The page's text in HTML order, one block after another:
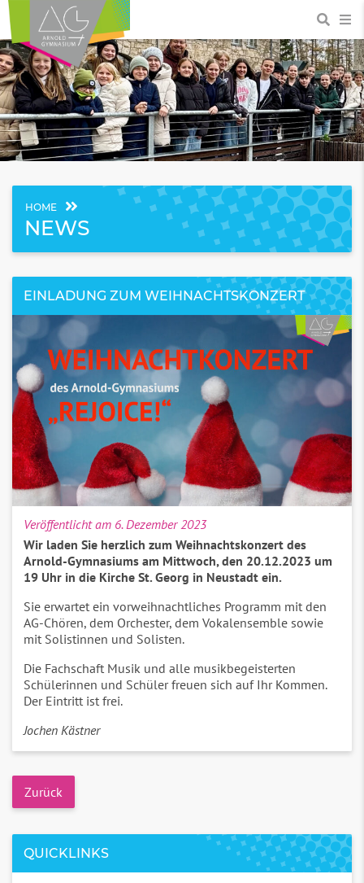
HOME
NEWS
EINLADUNG ZUM WEIHNACHTSKONZERT
Veröffentlicht am 6. Dezember 2023
Wir laden Sie herzlich zum Weihnachtskonzert des
Arnold-Gymnasiums am Mittwoch, den 20.12.2023 um
19 Uhr in die Kirche St. Georg in Neustadt ein.
Sie erwartet ein vorweihnachtliches Programm mit den
AG-Chören, dem Orchester, dem Vokalensemble sowie
mit Solistinnen und Solisten.
Die Fachschaft Musik und alle musikbegeisterten
Schülerinnen und Schüler freuen sich auf Ihr Kommen.
Der Eintritt ist frei.
Jochen Kästner
Zurück
QUICKLINKS